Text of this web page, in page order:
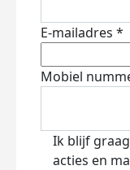
E-mailadres *
Mobiel
Ik blijf
acties en